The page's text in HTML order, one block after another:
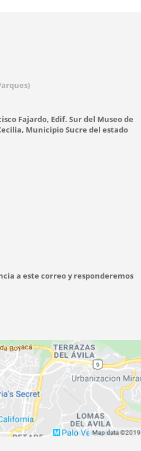
Fajardo, Edif. Sur del Museo de
Municipio Sucre del estado
a este correo y responderemos